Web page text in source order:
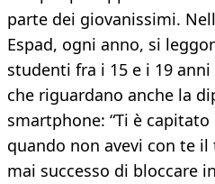
parte dei giovanissimi.
Espad, ogni anno, si
studenti fra i 15 e i 19
che riguardano anche la
smartphone: “Ti è
quando non avevi con te il
mai successo di bloccare